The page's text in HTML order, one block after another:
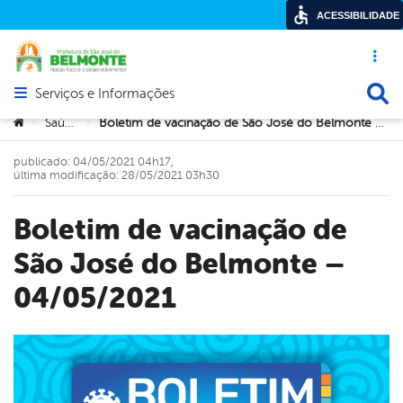
Acesso
Abrir menu principal de navegação
Serviços e Informações
Você está aqui:
> Saúde > Boletim de vacinação de São José do Belmonte – 04/05/2021
Boletim de vacinação de
São José do Belmonte –
04/05/2021
publicado: 04/05/2021 04h17,
última modificação: 28/05/2021 03h30
ACESSIBILIDADE